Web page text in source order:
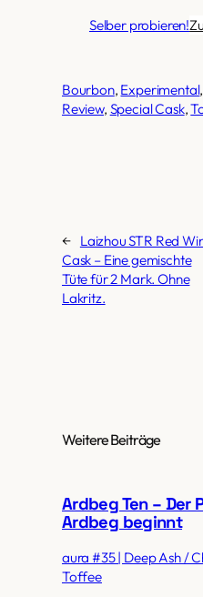
Selber probieren!
Bourbon, Experimental,
Review, Special Cask,
← Laizhou STR Red
Cask – Eine gemischte
Tüte für 2 Mark. Ohne
Lakritz.
Weitere Beiträge
Ardbeg Ten – Der
Ardbeg beginnt
aura #35 | Deep Ash /
Toffee